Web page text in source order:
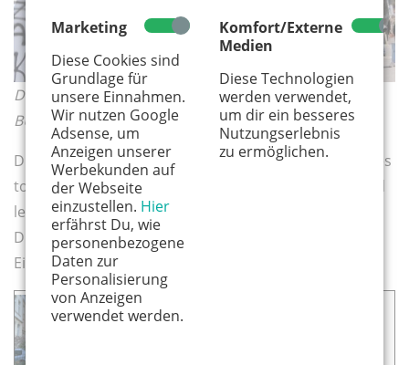
Marketing
Diese Cookies sind
Grundlage für
unsere Einnahmen.
Wir nutzen Google
Adsense, um
Anzeigen unserer
Werbekunden auf
der Webseite
einzustellen. Hier
erfährst Du, wie
personenbezogene
Daten zur
Personalisierung
von Anzeigen
verwendet werden.
Komfort/Externe
Medien
Diese Technologien
werden verwendet,
um dir ein besseres
Nutzungserlebnis
zu ermöglichen.
Die Eisdielerin auf der Venloerstraße gegenüber vom
BÜZE © Thea Wittmann
Die Eisdielerin und Eisfeld – bei beiden Eisdielen gibt es
tolle, ungewöhnliche Eissorten, auch veganes Eis. Und
leckere Waffeln.
Die Eisdielerin, Venloer Straße 402, 50825 Köln &
Eisfeld, Hansemannstraße 49, 50823 Köln
Das könnte dich auch interessieren: